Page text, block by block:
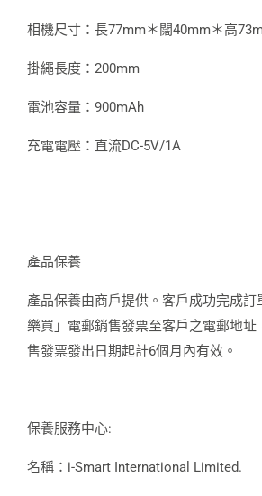
相機尺寸：長77mm＊闊40mm＊高
掛繩長度：200mm
電池容量：900mAh
充電電壓：直流DC-5V/1A
產品保養
產品保養由商戶提供。客戶成功完成訂
樂買」電郵銷售發票至客戶之電郵地址
售發票發出日期起計6個月內有效。
保養服務中心:
名稱：i-Smart International Limited.